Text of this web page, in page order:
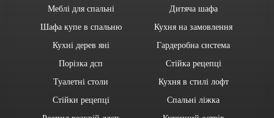
Меблі для спальні
Шафа купе в спальню
Кухні дерев яні
Порізка дсп
Туалетні столи
Стійки рецепці
Дитяча шафа
Кухня на замовлення
Гардеробна система
Стійка рецепці
Кухня в стилі лофт
Спальні ліжка